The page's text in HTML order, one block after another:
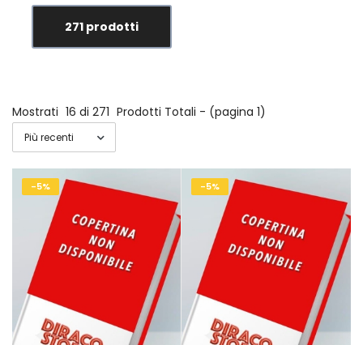
271 prodotti
Mostrati 16 di 271 Prodotti Totali - (pagina 1)
-5% -5%